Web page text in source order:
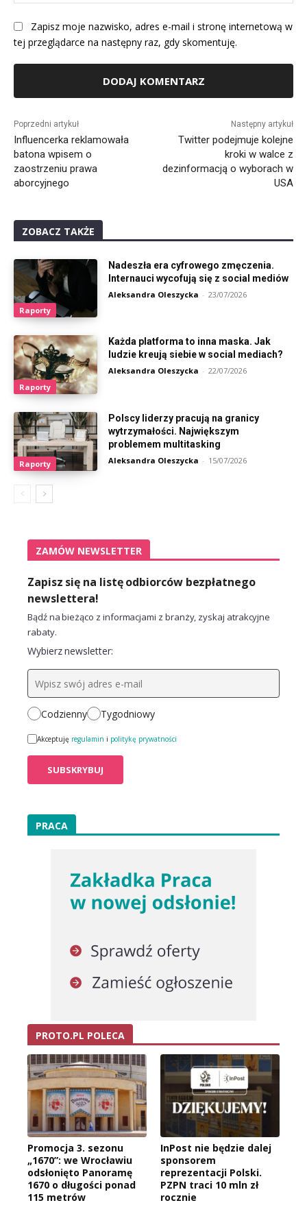
Zapisz moje nazwisko, adres e-mail i stronę internetową w
tej przeglądarce na następny raz, gdy skomentuję.
Poprzedni artykuł
Influencerka reklamowała
batona wpisem o
zaostrzeniu prawa
aborcyjnego
Następny artykuł
Twitter podejmuje kolejne
kroki w walce z
dezinformacją o wyborach w
USA
ZOBACZ TAKŻE
Raporty
Nadeszła era cyfrowego zmęczenia.
Internauci wycofują się z social mediów
Aleksandra Oleszycka - 23/07/2026
Raporty
Każda platforma to inna maska. Jak
ludzie kreują siebie w social mediach?
Aleksandra Oleszycka - 22/07/2026
Raporty
Polscy liderzy pracują na granicy
wytrzymałości. Największym
problemem multitasking
Aleksandra Oleszycka - 15/07/2026
ZAMÓW NEWSLETTER
Zapisz się na listę odbiorców bezpłatnego
newslettera!
Bądź na bieżąco z informacjami z branży, zyskaj atrakcyjne
rabaty.
Wybierz newsletter:
Codzienny Tygodniowy
Akceptuję regulamin i politykę prywatności
PRACA
PROTO.PL POLECA
Promocja 3. sezonu
„1670”: we Wrocławiu
odsłonięto Panoramę
1670 o długości ponad
115 metrów
InPost nie będzie dalej
sponsorem
reprezentacji Polski.
PZPN traci 10 mln zł
rocznie